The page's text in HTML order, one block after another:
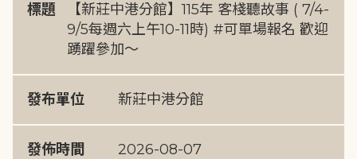
標題
【新莊中港分館】115年 客棧聽故事 ( 7/4-
9/5每週六上午10-11時) #可單場報名 歡迎
踴躍參加～
發布單位 新莊中港分館
發佈時間 2026-08-07